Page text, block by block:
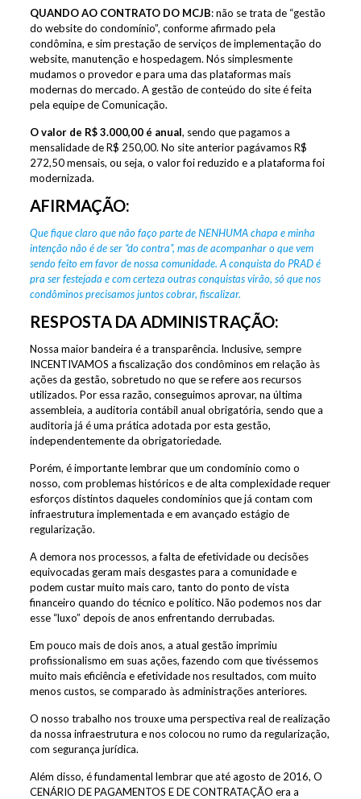
QUANDO AO CONTRATO DO MCJB: não se trata de “gestão
do website do condomínio”, conforme afirmado pela
condômina, e sim prestação de serviços de implementação do
website, manutenção e hospedagem. Nós simplesmente
mudamos o provedor e para uma das plataformas mais
modernas do mercado. A gestão de conteúdo do site é feita
pela equipe de Comunicação.
O valor de R$ 3.000,00 é anual, sendo que pagamos a
mensalidade de R$ 250,00. No site anterior pagávamos R$
272,50 mensais, ou seja, o valor foi reduzido e a plataforma foi
modernizada.
AFIRMAÇÃO:
Que fique claro que não faço parte de NENHUMA chapa e minha
intenção não é de ser “do contra”, mas de acompanhar o que vem
sendo feito em favor de nossa comunidade. A conquista do PRAD é
pra ser festejada e com certeza outras conquistas virão, só que nos
condôminos precisamos juntos cobrar, fiscalizar.
RESPOSTA DA ADMINISTRAÇÃO:
Nossa maior bandeira é a transparência. Inclusive, sempre
INCENTIVAMOS a fiscalização dos condôminos em relação às
ações da gestão, sobretudo no que se refere aos recursos
utilizados. Por essa razão, conseguimos aprovar, na última
assembleia, a auditoria contábil anual obrigatória, sendo que a
auditoria já é uma prática adotada por esta gestão,
independentemente da obrigatoriedade.
Porém, é importante lembrar que um condomínio como o
nosso, com problemas históricos e de alta complexidade requer
esforços distintos daqueles condomínios que já contam com
infraestrutura implementada e em avançado estágio de
regularização.
A demora nos processos, a falta de efetividade ou decisões
equivocadas geram mais desgastes para a comunidade e
podem custar muito mais caro, tanto do ponto de vista
financeiro quando do técnico e político. Não podemos nos dar
esse “luxo” depois de anos enfrentando derrubadas.
Em pouco mais de dois anos, a atual gestão imprimiu
profissionalismo em suas ações, fazendo com que tivéssemos
muito mais eficiência e efetividade nos resultados, com muito
menos custos, se comparado às administrações anteriores.
O nosso trabalho nos trouxe uma perspectiva real de realização
da nossa infraestrutura e nos colocou no rumo da regularização,
com segurança jurídica.
Além disso, é fundamental lembrar que até agosto de 2016, O
CENÁRIO DE PAGAMENTOS E DE CONTRATAÇÃO era a